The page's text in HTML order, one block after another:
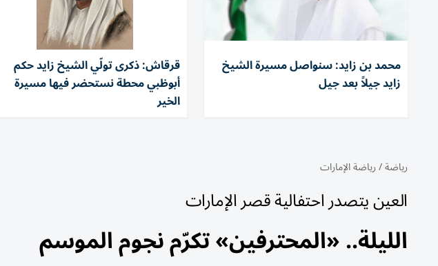
محمد بن زايد: سنواصل مسيرة الشيخ
زايد جيلاً بعد جيل
قرقاش: ذكرى تولّي الشيخ زايد حكم
أبوظبي محطة نستحضر فيها مسيرة
الخير
رياضة/رياضة الإمارات
العين يتصدر احتفالية قصر الإمارات
الليلة.. «المحترفين» تكرّم نجوم الموسم